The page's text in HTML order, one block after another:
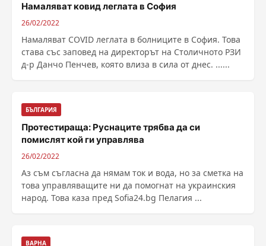
Намаляват ковид леглата в София
26/02/2022
Намаляват COVID леглата в болниците в София. Това
става със заповед на директорът на Столичното РЗИ
д-р Данчо Пенчев, която влиза в сила от днес. ......
БЪЛГАРИЯ
Протестираща: Руснаците трябва да си
помислят кой ги управлява
26/02/2022
Аз съм съгласна да нямам ток и вода, но за сметка на
това управляващите ни да помогнат на украинския
народ. Това каза пред Sofia24.bg Пелагия ...
ВАРНА